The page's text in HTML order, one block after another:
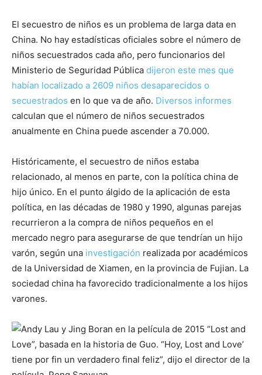
El secuestro de niños es un problema de larga data en
China. No hay estadísticas oficiales sobre el número de
niños secuestrados cada año, pero funcionarios del
Ministerio de Seguridad Pública dijeron este mes que
habían localizado a 2609 niños desaparecidos o
secuestrados en lo que va de año. Diversos informes
calculan que el número de niños secuestrados
anualmente en China puede ascender a 70.000.
Históricamente, el secuestro de niños estaba
relacionado, al menos en parte, con la política china de
hijo único. En el punto álgido de la aplicación de esta
política, en las décadas de 1980 y 1990, algunas parejas
recurrieron a la compra de niños pequeños en el
mercado negro para asegurarse de que tendrían un hijo
varón, según una investigación realizada por académicos
de la Universidad de Xiamen, en la provincia de Fujian. La
sociedad china ha favorecido tradicionalmente a los hijos
varones.